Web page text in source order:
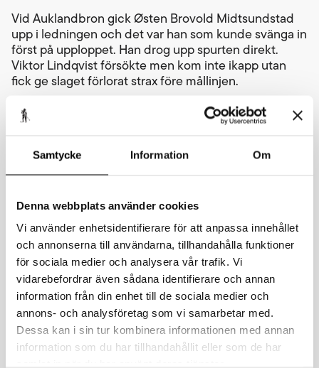
Samtycke Information Om
Denna webbplats använder cookies
Vi använder enhetsidentifierare för att anpassa innehållet
och annonserna till användarna, tillhandahålla funktioner
för sociala medier och analysera vår trafik. Vi
vidarebefordrar även sådana identifierare och annan
information från din enhet till de sociala medier och
annons- och analysföretag som vi samarbetar med.
Dessa kan i sin tur kombinera informationen med annan
information som du har tillhandahållit eller som de har
Vid Auklandbron gick Østen Brovold Midtsundstad
upp i ledningen och det var han som kunde svänga in
först på upploppet. Han drog upp spurten direkt.
Viktor Lindqvist försökte men kom inte ikapp utan
fick ge slaget förlorat strax före mållinjen.
21-åriga Østen Brovold Midtsundstad har därmed
placeringarna trea, tvåa och etta de tre senaste åren i
rekordtid också i Cykelvasan, 2.35.59.
och sa till Emil Hasund Eid att jag kan gå för spurten.
De sista kilometerna började jag få en ordentlig
kramp, det var ett par gånger när jag nästan fick
släppa. Men jag är extremt nöjd med att ta den här
spurten.
Norrmännen i Team Hunton Hardrocx, där även
Østen kör, tog fem av de sju första platserna:
– Vi sa det inför i dag: segern eller ingenting! Vi gick
för seger i dag. Jag har ju en andraplats och en
tredjeplats sedan förut, så självklart hade jag lust att